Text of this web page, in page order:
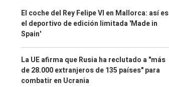
El coche del Rey Felipe VI en Mallorca: así es
el deportivo de edición limitada 'Made in
Spain'
La UE afirma que Rusia ha reclutado a "más
de 28.000 extranjeros de 135 países" para
combatir en Ucrania